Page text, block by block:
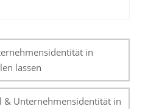
in
lassen
& Unternehmensidentität in